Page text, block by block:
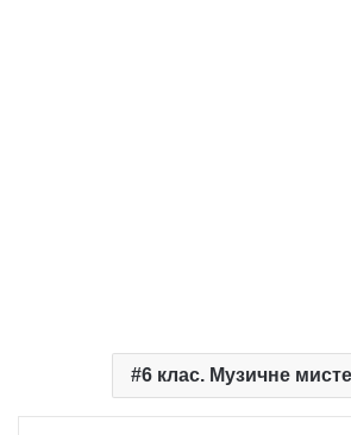
6 клас. Музичне